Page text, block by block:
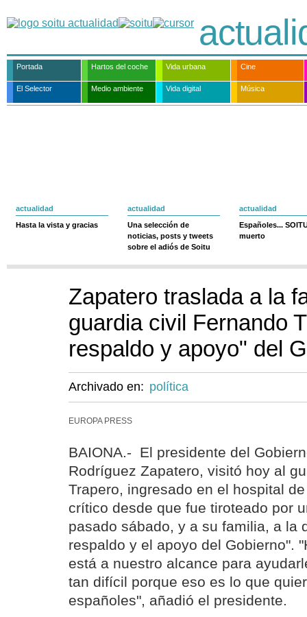
Portada Hartos del coche Vida urbana Cine
El Selector Medio ambiente Vida digital Música
actualidad
Hasta la vista y gracias
actualidad
Una selección de
noticias, posts y tweets
sobre el adiós de Soitu
actualidad
Españoles...
muerto
Zapatero traslada a la
guardia civil Fernando
respaldo y apoyo" del
Archivado en: política
EUROPA PRESS
BAIONA.- El presidente del
Rodríguez Zapatero, visitó hoy al
Trapero, ingresado en el hospital
crítico desde que fue tiroteado por
pasado sábado, y a su familia, a la
respaldo y el apoyo del Gobierno".
está a nuestro alcance para
tan difícil porque eso es lo que
españoles", añadió el presidente.